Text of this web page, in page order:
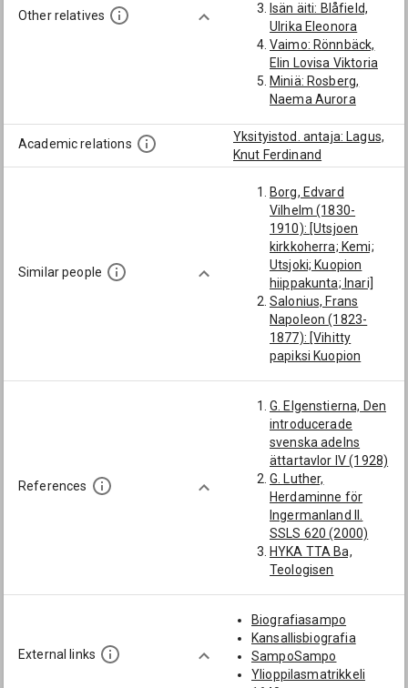
Other relatives
Isän äiti: Blåfield,
Ulrika Eleonora
Vaimo: Rönnbäck,
Elin Lovisa Viktoria
Miniä: Rosberg,
Naema Aurora
Academic relations
Yksityistod. antaja: Lagus,
Knut Ferdinand
Similar people
Borg, Edvard
Vilhelm (1830-
1910): [Utsjoen
kirkkoherra; Kemi;
Utsjoki; Kuopion
hiippakunta; Inari]
Salonius, Frans
Napoleon (1823-
1877): [Vihitty
papiksi Kuopion
hiippakunta;
Kuopion
triviaalikoulun
oppilaat; Kuopion
lukion oppilaat]
Järnefelt, Klas Erik
(1831-1889):
[Kuopion
hiippakunta;
Kuopion
triviaalikoulun
lukion oppilaat;
kirkkoherrat]
Forbus, Karl Adolf
(1831-1858):
References
G. Elgenstierna, Den
introducerade
svenska adelns
ättartavlor IV (1928)
G. Luther,
Herdaminne för
Ingermanland II.
SSLS 620 (2000)
HYKA TTA Ba,
Teologisen
HYKA, Album 1817–
65
KA Collianderin
kokoelma, Suomen
External links
Biografiasampo
Kansallisbiografia
SampoSampo
Ylioppilasmatrikkeli